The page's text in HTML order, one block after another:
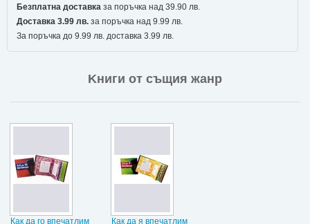
Безплатна доставказа поръчка над 39.90 лв.
Доставка 3.99 лв.за поръчка над 9.99 лв.
За поръчка до 9.99 лв. доставка 3.99 лв.
Kниги от същия жанр
Как да го впечатлим Как да я впечатлим